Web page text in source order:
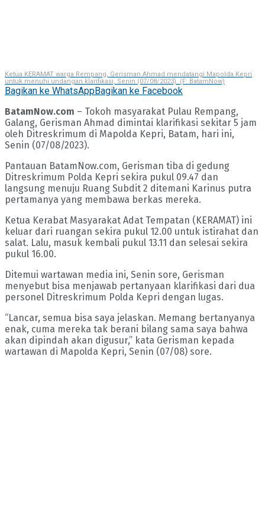
Ketua KERAMAT warga Rempang, Gerisman Ahmad mendatangi Mapolda Kepri
untuk menuhi undangan klarifikasi, Senin (07/08/2023). (F: BatamNow)
Bagikan ke WhatsAppBagikan ke Facebook
BatamNow.com – Tokoh masyarakat Pulau Rempang,
Galang, Gerisman Ahmad dimintai klarifikasi sekitar 5 jam
oleh Ditreskrimum di Mapolda Kepri, Batam, hari ini,
Senin (07/08/2023).
Pantauan BatamNow.com, Gerisman tiba di gedung
Ditreskrimum Polda Kepri sekira pukul 09.47 dan
langsung menuju Ruang Subdit 2 ditemani Karinus putra
pertamanya yang membawa berkas mereka.
Ketua Kerabat Masyarakat Adat Tempatan (KERAMAT) ini
keluar dari ruangan sekira pukul 12.00 untuk istirahat dan
salat. Lalu, masuk kembali pukul 13.11 dan selesai sekira
pukul 16.00.
Ditemui wartawan media ini, Senin sore, Gerisman
menyebut bisa menjawab pertanyaan klarifikasi dari dua
personel Ditreskrimum Polda Kepri dengan lugas.
“Lancar, semua bisa saya jelaskan. Memang bertanyanya
enak, cuma mereka tak berani bilang sama saya bahwa
akan dipindah akan digusur,” kata Gerisman kepada
wartawan di Mapolda Kepri, Senin (07/08) sore.